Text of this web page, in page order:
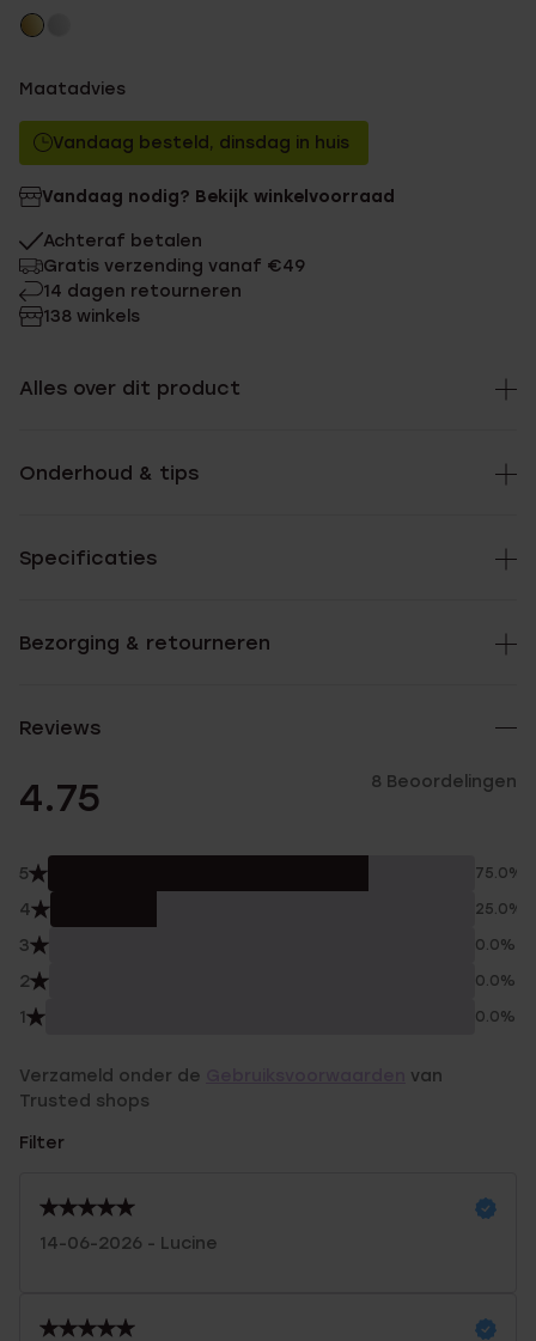
Maatadvies
Vandaag besteld, dinsdag in huis
Vandaag nodig? Bekijk winkelvoorraad
Achteraf betalen
Gratis verzending vanaf €49
14 dagen retourneren
138 winkels
Alles over dit product
Onderhoud & tips
Specificaties
Bezorging & retourneren
Reviews
4.75 8 Beoordelingen
5 75.0%
4 25.0%
3 0.0%
2 0.0%
1 0.0%
Verzameld onder de
van
Trusted shops
Filter
14-06-2026 - Lucine